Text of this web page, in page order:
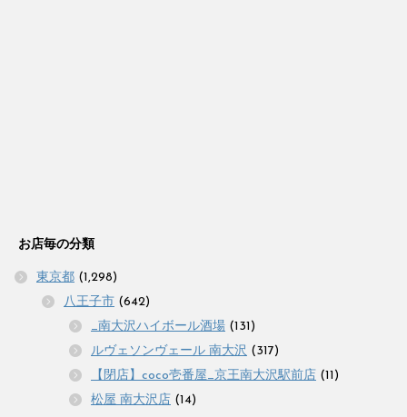
お店毎の分類
東京都 (1,298)
八王子市 (642)
_南大沢ハイボール酒場 (131)
ルヴェソンヴェール 南大沢 (317)
【閉店】coco壱番屋_京王南大沢駅前店 (11)
松屋 南大沢店 (14)